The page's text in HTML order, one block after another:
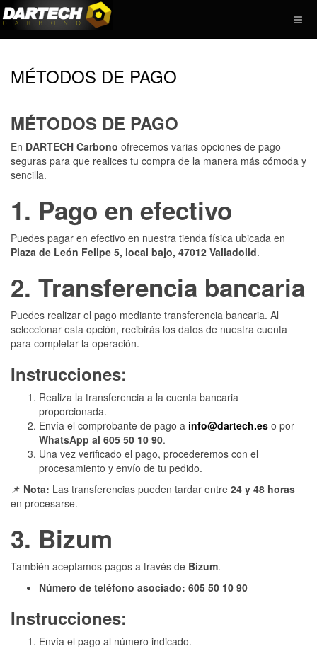
MÉTODOS DE PAGO
MÉTODOS DE PAGO
En DARTECH Carbono ofrecemos varias opciones de pago
seguras para que realices tu compra de la manera más cómoda y
sencilla.
1. Pago en efectivo
Puedes pagar en efectivo en nuestra tienda física ubicada en
Plaza de León Felipe 5, local bajo, 47012 Valladolid.
2. Transferencia bancaria
Puedes realizar el pago mediante transferencia bancaria. Al
seleccionar esta opción, recibirás los datos de nuestra cuenta
para completar la operación.
Instrucciones:
Realiza la transferencia a la cuenta bancaria
proporcionada.
Envía el comprobante de pago a info@dartech.es o por
WhatsApp al 605 50 10 90.
Una vez verificado el pago, procederemos con el
procesamiento y envío de tu pedido.
📌 Nota: Las transferencias pueden tardar entre 24 y 48 horas
en procesarse.
3. Bizum
También aceptamos pagos a través de Bizum.
Número de teléfono asociado: 605 50 10 90
Instrucciones:
Envía el pago al número indicado.